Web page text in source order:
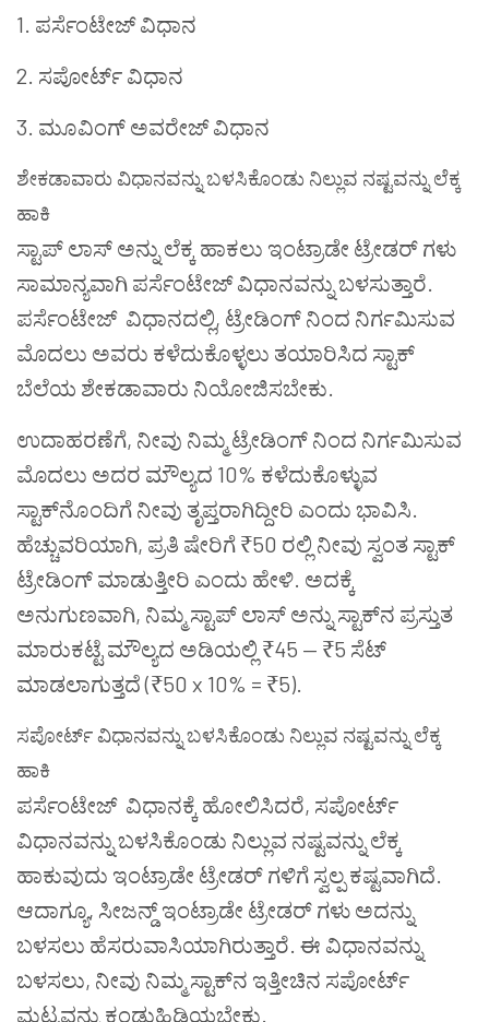
1. ಪರ್ಸೆಂಟೇಜ್ವಿಧಾನ
2. ಸಪೋರ್ಟ್ ವಿಧಾನ
3. ಮೂವಿಂಗ್ ಅವರೇಜ್ವಿಧಾನ
ಶೇಕಡಾವಾರು ವಿಧಾನವನ್ನುಬಳಸಿಕೊಂಡು ನಿಲ್ಲುವ ನಷ್ಟವನ್ನು ಲೆಕ್ಕ
ಹಾಕಿ
ಸ್ಟಾಪ್ ಲಾಸ್ ಅನ್ನು ಲೆಕ್ಕ ಹಾಕಲು ಇಂಟ್ರಾಡೇ ಟ್ರೇಡರ್ ಗಳು
ಸಾಮಾನ್ಯವಾಗಿ ಪರ್ಸೆಂಟೇಜ್ ವಿಧಾನವನ್ನುಬಳಸುತ್ತಾರೆ.
ಪರ್ಸೆಂಟೇಜ್ ವಿಧಾನದಲ್ಲಿ, ಟ್ರೇಡಿಂಗ್ ನಿಂದ ನಿರ್ಗಮಿಸುವ
ಮೊದಲು ಅವರು ಕಳೆದುಕೊಳ್ಳಲು ತಯಾರಿಸಿದ ಸ್ಟಾಕ್
ಬೆಲೆಯ ಶೇಕಡಾವಾರು ನಿಯೋಜಿಸಬೇಕು.
ಉದಾಹರಣೆಗೆ, ನೀವು ನಿಮ್ಮ ಟ್ರೇಡಿಂಗ್ ನಿಂದ ನಿರ್ಗಮಿಸುವ
ಮೊದಲು ಅದರ ಮೌಲ್ಯದ 10% ಕಳೆದುಕೊಳ್ಳುವ
ಸ್ಟಾಕ್ನೊಂದಿಗೆ ನೀವು ತೃಪ್ತರಾಗಿದ್ದೀರಿ ಎಂದು ಭಾವಿಸಿ.
ಹೆಚ್ಚುವರಿಯಾಗಿ, ಪ್ರತಿ ಷೇರಿಗೆ ₹50 ರಲ್ಲಿ ನೀವು ಸ್ವಂತ ಸ್ಟಾಕ್
ಟ್ರೇಡಿಂಗ್ ಮಾಡುತ್ತೀರಿ ಎಂದು ಹೇಳಿ. ಅದಕ್ಕೆ
ಅನುಗುಣವಾಗಿ, ನಿಮ್ಮ ಸ್ಟಾಪ್ ಲಾಸ್ ಅನ್ನು ಸ್ಟಾಕ್ನ ಪ್ರಸ್ತುತ
ಮಾರುಕಟ್ಟೆ ಮೌಲ್ಯದ ಅಡಿಯಲ್ಲಿ ₹45 — ₹5 ಸೆಟ್
ಮಾಡಲಾಗುತ್ತದೆ(₹50 x 10% = ₹5).
ಸಪೋರ್ಟ್ವಿಧಾನವನ್ನುಬಳಸಿಕೊಂಡು ನಿಲ್ಲುವ ನಷ್ಟವನ್ನು ಲೆಕ್ಕ
ಹಾಕಿ
ಪರ್ಸೆಂಟೇಜ್ ವಿಧಾನಕ್ಕೆ ಹೋಲಿಸಿದರೆ, ಸಪೋರ್ಟ್
ವಿಧಾನವನ್ನುಬಳಸಿಕೊಂಡು ನಿಲ್ಲುವ ನಷ್ಟವನ್ನು ಲೆಕ್ಕ
ಹಾಕುವುದು ಇಂಟ್ರಾಡೇ ಟ್ರೇಡರ್ ಗಳಿಗೆ ಸ್ವಲ್ಪ ಕಷ್ಟವಾಗಿದೆ.
ಆದಾಗ್ಯೂ, ಸೀಜನ್ಡ್ ಇಂಟ್ರಾಡೇ ಟ್ರೇಡರ್ ಗಳು ಅದನ್ನು
ಬಳಸಲು ಹೆಸರುವಾಸಿಯಾಗಿರುತ್ತಾರೆ. ಈ ವಿಧಾನವನ್ನು
ಬಳಸಲು, ನೀವು ನಿಮ್ಮ ಸ್ಟಾಕ್ನ ಇತ್ತೀಚಿನ ಸಪೋರ್ಟ್
ಮಟ್ಟವನ್ನು ಕಂಡುಹಿಡಿಯಬೇಕು.